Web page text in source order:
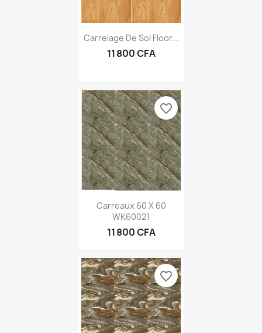
Carrelage De Sol Floor...
11 800 CFA
Carreaux 60 X 60
WK60021
11 800 CFA
favorite_border
favorite_border